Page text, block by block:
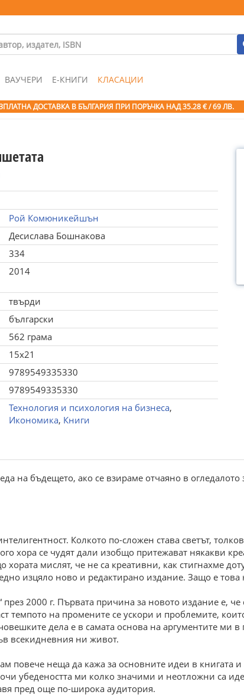
ВАУЧЕРИ Е-КНИГИ КЛАСАЦИИ
ДОСТАВКА В БЪЛГАРИЯ ПРИ ПОРЪЧКА НАД 35.28 € / 69 ЛВ.
Рой Комюникейшън
Десислава Бошнакова
334
2014
твърди
български
562 грама
15x21
9789549335330
9789549335330
Технология и психология на бизнеса,
Икономика, Книги
на бъдещето, ако се взираме отчаяно в
Колкото по-сложен става светът,
хора се чудят дали изобщо притежават някакви
хората мислят, че не са креативни, как стигнахме
изцяло ново и редактирано издание. Защо е
2000 г. Първата причина за новото издание е, че
темпото на промените се ускори и проблемите,
дела е в самата основа на аргументите ми
всекидневния ни живот.
повече неща да кажа за основните идеи в книгата и
убедеността ми колко значими и неотложни са
пред още по-широка аудитория.